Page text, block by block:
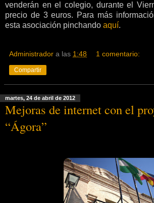
venderán en el colegio, durante el
precio de 3 euros. Para más
esta asociación pinchando aquí.
Administrador a las 1:48 1 comentario:
Compartir
martes, 24 de abril de 2012
Mejoras de internet con el
“Ágora”